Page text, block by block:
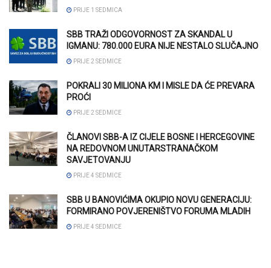
PRIJE 1 SEDMICA
SBB TRAŽI ODGOVORNOST ZA SKANDAL U
IGMANU: 780.000 EURA NIJE NESTALO SLUČAJNO
PRIJE 2 SEDMICE
POKRALI 30 MILIONA KM I MISLE DA ĆE PREVARA
PROĆI
PRIJE 2 SEDMICE
ČLANOVI SBB-A IZ CIJELE BOSNE I HERCEGOVINE
NA REDOVNOM UNUTARSTRANAČKOM
SAVJETOVANJU
PRIJE 4 SEDMICE
SBB U BANOVIĆIMA OKUPIO NOVU GENERACIJU:
FORMIRANO POVJERENIŠTVO FORUMA MLADIH
PRIJE 4 SEDMICE